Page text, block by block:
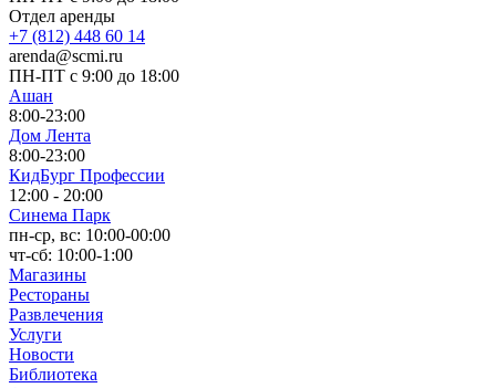
Отдел аренды
+7 (812) 448 60 14
arenda@scmi.ru
ПН-ПТ с 9:00 до 18:00
Ашан
8:00-23:00
Дом Лента
8:00-23:00
КидБург Профессии
12:00 - 20:00
Синема Парк
пн-ср, вс: 10:00-00:00
чт-сб: 10:00-1:00
Магазины
Рестораны
Развлечения
Услуги
Новости
Библиотека